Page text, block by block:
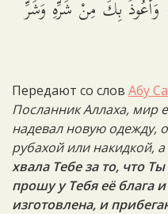
وَأَعُوذُ بِكَ مِنْ شَرِّهِ وَشَرِّ
Передают со слов Абу
Посланник Аллаха, мир
надевал новую одежду,
рубахой или накидкой,
хвала Тебе за то, что
прошу у Тебя её блага
изготовлена, и